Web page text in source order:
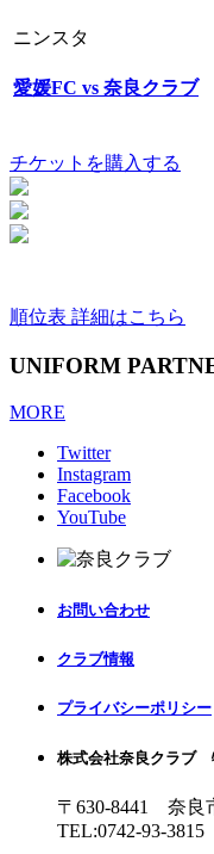
ニンスタ
愛媛FC vs 奈良クラブ
チケットを購入する
順位表 詳細はこちら
UNIFORM
MORE
Twitter
Instagram
Facebook
YouTube
お問い合わせ
クラブ情報
プライバシーポリシー
株式会社奈良クラブ
〒630-8441 奈良
TEL:0742-93-3815